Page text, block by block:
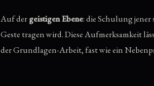
Auf dergeistigen Ebene: die Schulung
Geste tragen wird. Diese Aufmerksamkeit
der Grundlagen-Arbeit, fast wie ein